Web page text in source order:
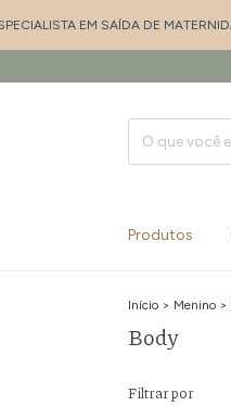
DE MATERNIDADE E ENXOVAL
Produtos
Início > Menino >
Body
Filtrar por